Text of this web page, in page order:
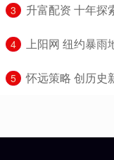
3 升富配资 十年探
4 上阳网 纽约暴雨
5 怀远策略 创历史